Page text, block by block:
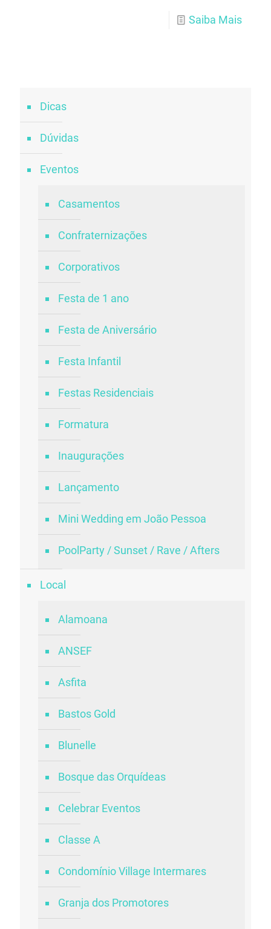
Saiba Mais
Dicas
Dúvidas
Eventos
Casamentos
Confraternizações
Corporativos
Festa de 1 ano
Festa de Aniversário
Festa Infantil
Festas Residenciais
Formatura
Inaugurações
Lançamento
Mini Wedding em João Pessoa
PoolParty / Sunset / Rave / Afters
Local
Alamoana
ANSEF
Asfita
Bastos Gold
Blunelle
Bosque das Orquídeas
Celebrar Eventos
Classe A
Condomínio Village Intermares
Granja dos Promotores